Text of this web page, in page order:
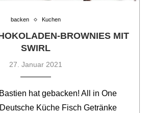
backen Kuchen
BROWNIES MIT
SWIRL
27. Januar 2021
hat gebacken! All in One
Küche Fisch Getränke